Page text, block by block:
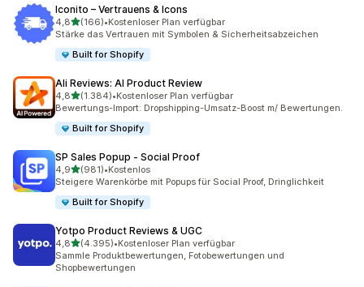
Iconito – Vertrauens & Icons
4,8von 5 Sternen
(166)
166 Rezensionen insgesamt
•Kostenloser Plan verfügbar
Stärke das Vertrauen mit Symbolen & Sicherheitsabzeichen
Built for Shopify
Ali Reviews: AI Product Review
4,8von 5 Sternen
(1.384)
1384 Rezensionen insgesamt
•Kostenloser Plan verfügbar
Bewertungs-Import: Dropshipping-Umsatz-Boost m/ Bewertungen.
Built for Shopify
SP Sales Popup ‑ Social Proof
4,9von 5 Sternen
(981)
981 Rezensionen insgesamt
•Kostenlos
Steigere Warenkörbe mit Popups für Social Proof, Dringlichkeit
Built for Shopify
Yotpo Product Reviews & UGC
4,8von 5 Sternen
(4.395)
4395 Rezensionen insgesamt
•Kostenloser Plan verfügbar
Sammle Produktbewertungen, Fotobewertungen und
Shopbewertungen